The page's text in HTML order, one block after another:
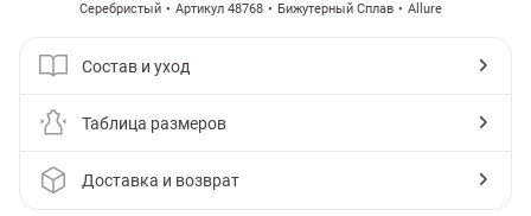
Серебристый Артикул 48768 Бижутерный Сплав Allure
Состав и уход
Таблица размеров
Доставка и возврат